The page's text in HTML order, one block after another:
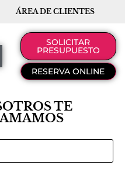
ÁREA DE CLIENTES
SOLICITAR
PRESUPUESTO
RESERVA ONLINE
TE